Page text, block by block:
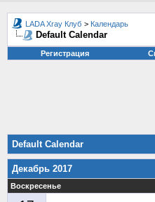
LADA Xray Клуб > Календарь
Default Calendar
Регистрация
Default Calendar
Декабрь 2017
Воскресенье